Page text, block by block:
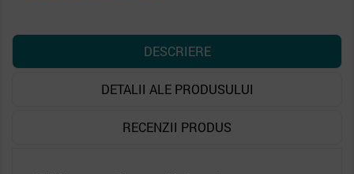
DESCRIERE
DETALII ALE PRODUSULUI
RECENZII PRODUS